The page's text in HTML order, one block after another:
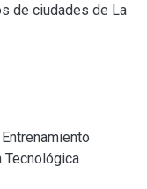
de ciudades de La